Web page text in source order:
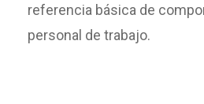
referencia básica de
personal de trabajo.